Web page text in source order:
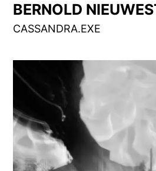
BERNOLD
CASSANDRA.EXE